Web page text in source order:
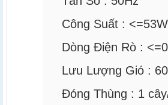
Công Suất : <=53W
Dòng Điện Rò :
Lưu Lượng Gió : 60
Đóng Thùng : 1